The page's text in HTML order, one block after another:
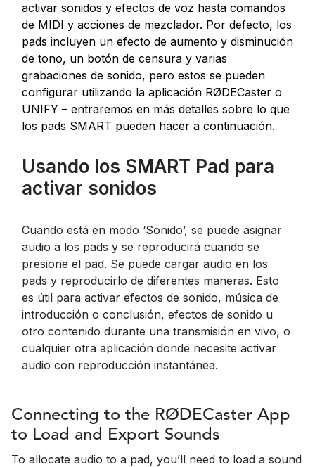
activar sonidos y efectos de voz hasta comandos
de MIDI y acciones de mezclador. Por defecto, los
pads incluyen un efecto de aumento y disminución
de tono, un botón de censura y varias
grabaciones de sonido, pero estos se pueden
configurar utilizando la aplicación RØDECaster o
UNIFY – entraremos en más detalles sobre lo que
los pads SMART pueden hacer a continuación.
Usando los SMART Pad para
activar sonidos
Cuando está en modo ‘Sonido’, se puede asignar
audio a los pads y se reproducirá cuando se
presione el pad. Se puede cargar audio en los
pads y reproducirlo de diferentes maneras. Esto
es útil para activar efectos de sonido, música de
introducción o conclusión, efectos de sonido u
otro contenido durante una transmisión en vivo, o
cualquier otra aplicación donde necesite activar
audio con reproducción instantánea.
Connecting to the RØDECaster App
to Load and Export Sounds
To allocate audio to a pad, you’ll need to load a sound